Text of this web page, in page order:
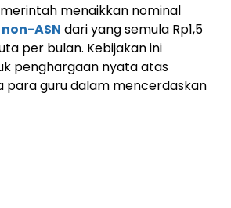
menaikkan nominal
ASN dari yang semula Rp1,5
per bulan. Kebijakan ini
penghargaan nyata atas
para guru dalam mencerdaskan